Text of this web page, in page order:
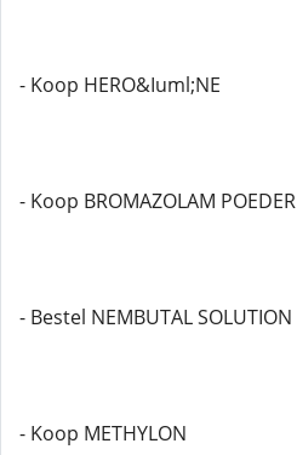
- Koop HERO&Iuml;NE
- Koop BROMAZOLAM POEDER
- Bestel NEMBUTAL SOLUTION
- Koop METHYLON